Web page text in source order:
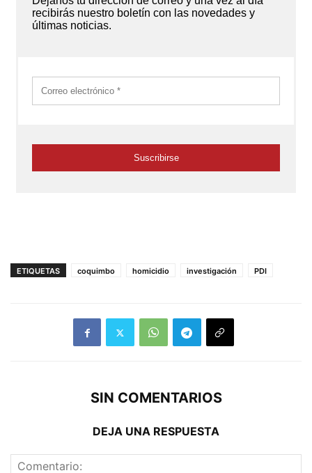
ETIQUETAS coquimbo homicidio investigación PDI
SIN COMENTARIOS
DEJA UNA RESPUESTA